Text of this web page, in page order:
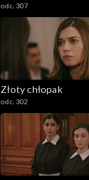
odc. 307
Złoty chłopak
odc. 302